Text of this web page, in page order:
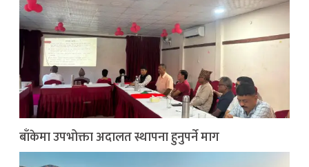
बाँकेमा उपभोक्ता अदालत स्थापना हुनुपर्ने माग